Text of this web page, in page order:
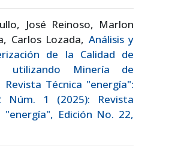
José Reinoso, Marlon
Carlos Lozada, Análisis y
de la Calidad de
utilizando Minería de
Revista Técnica "energía":
Núm. 1 (2025): Revista
"energía", Edición No. 22,